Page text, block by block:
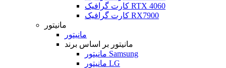
کارت گرافیک RTX 4060
کارت گرافیک RX7900
مانیتور
مانیتور
مانیتور بر اساس برند
مانیتور Samsung
مانیتور LG